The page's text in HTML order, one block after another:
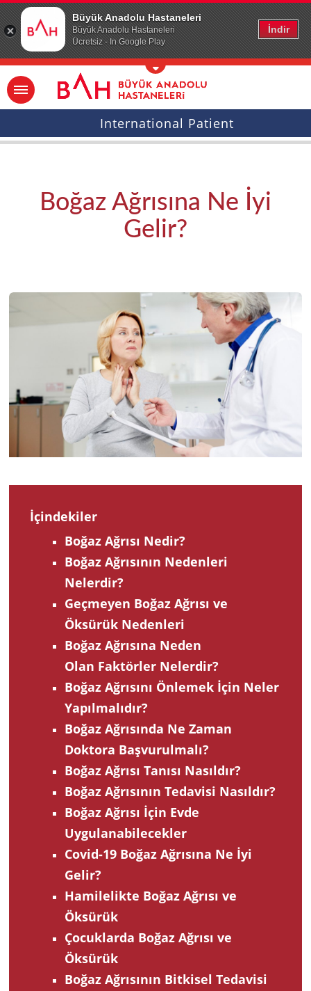
Büyük Anadolu Hastaneleri
Büyük Anadolu Hastaneleri
Ücretsiz - In Google Play
İndir
Ana icerige atla
International Patient
Boğaz Ağrısına Ne İyi
Gelir?
İçindekiler
Boğaz Ağrısı Nedir?
Boğaz Ağrısının Nedenleri
Nelerdir?
Geçmeyen Boğaz Ağrısı ve
Öksürük Nedenleri
Boğaz Ağrısına Neden
Olan Faktörler Nelerdir?
Boğaz Ağrısını Önlemek İçin Neler
Yapılmalıdır?
Boğaz Ağrısında Ne Zaman
Doktora Başvurulmalı?
Boğaz Ağrısı Tanısı Nasıldır?
Boğaz Ağrısının Tedavisi Nasıldır?
Boğaz Ağrısı İçin Evde
Uygulanabilecekler
Covid-19 Boğaz Ağrısına Ne İyi
Gelir?
Hamilelikte Boğaz Ağrısı ve
Öksürük
Çocuklarda Boğaz Ağrısı ve
Öksürük
Boğaz Ağrısının Bitkisel Tedavisi